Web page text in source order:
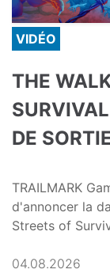
VIDÉO
THE
DE
TRAILMARK
d'annoncer la
Streets of
04.08.2026